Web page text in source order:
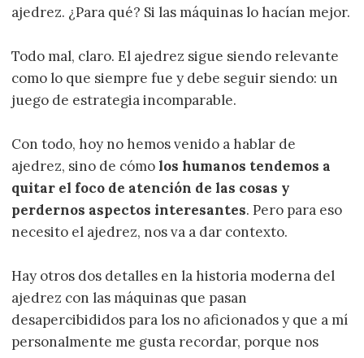
ajedrez. ¿Para qué? Si las máquinas lo hacían mejor.
Todo mal, claro. El ajedrez sigue siendo relevante
como lo que siempre fue y debe seguir siendo: un
juego de estrategia incomparable.
Con todo, hoy no hemos venido a hablar de
ajedrez, sino de cómo los humanos tendemos a
quitar el foco de atención de las cosas y
perdernos aspectos interesantes. Pero para eso
necesito el ajedrez, nos va a dar contexto.
Hay otros dos detalles en la historia moderna del
ajedrez con las máquinas que pasan
desapercibididos para los no aficionados y que a mí
personalmente me gusta recordar, porque nos